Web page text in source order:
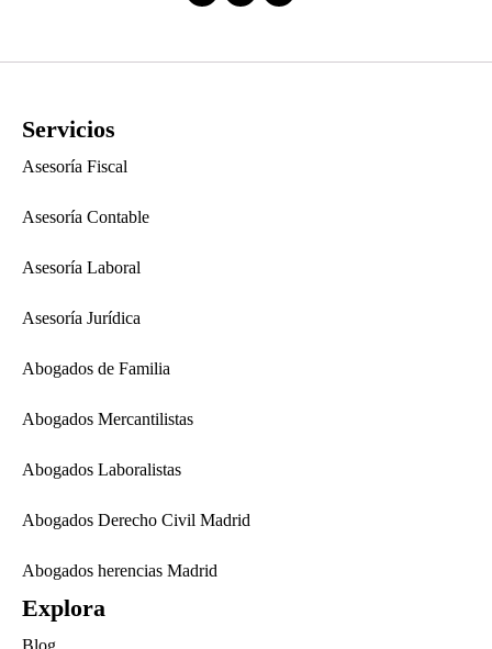
Servicios
Asesoría Fiscal
Asesoría Contable
Asesoría Laboral
Asesoría Jurídica
Abogados de Familia
Abogados Mercantilistas
Abogados Laboralistas
Abogados Derecho Civil Madrid
Abogados herencias Madrid
Explora
Blog